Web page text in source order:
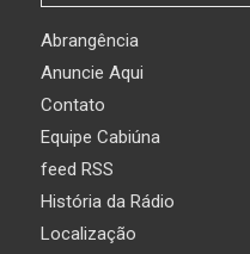
Abrangência
Anuncie Aqui
Contato
Equipe Cabiúna
feed RSS
História da Rádio
Localização